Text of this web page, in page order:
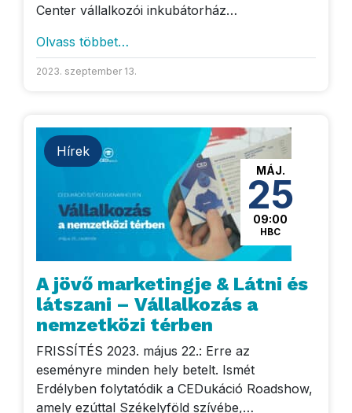
Center vállalkozói inkubátorház…
Olvass többet…
2023. szeptember 13.
Hírek
MÁJ.
25
09:00
HBC
A jövő marketingje & Látni és
látszani – Vállalkozás a
nemzetközi térben
FRISSÍTÉS 2023. május 22.: Erre az
eseményre minden hely betelt. Ismét
Erdélyben folytatódik a CEDukáció Roadshow,
amely ezúttal Székelyföld szívébe,…